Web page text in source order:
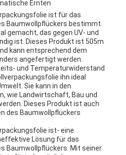
Ernten
ist für das
Baumwollpflückers bestimmt.
gemacht, das gegen UV- und
ist. Dieses Produkt ist 505m
kann entsprechend dem
angefertigt werden.
und Temperaturwiderstand
ihn ideal
Sie kann in den
wie Landwirtschaft, Bau und
Dieses Produkt ist auch
des Baumwollpflückers
ist- eine
Lösung für das
Baumwollpflückers. Mit seiner